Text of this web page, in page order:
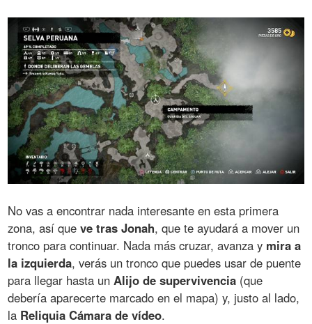
No vas a encontrar nada interesante en esta primera
zona, así queve tras Jonah, que te ayudará a mover un
tronco para continuar. Nada más cruzar, avanza y mira a
la izquierda, verás un tronco que puedes usar de puente
para llegar hasta un Alijo de supervivencia (que
debería aparecerte marcado en el mapa) y, justo al lado,
la Reliquia Cámara de vídeo.